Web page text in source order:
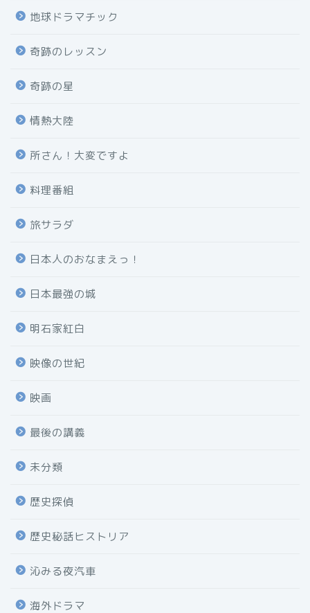
地球ドラマチック
奇跡のレッスン
奇跡の星
情熱大陸
所さん！大変ですよ
料理番組
旅サラダ
日本人のおなまえっ！
日本最強の城
明石家紅白
映像の世紀
映画
最後の講義
未分類
歴史探偵
歴史秘話ヒストリア
沁みる夜汽車
海外ドラマ